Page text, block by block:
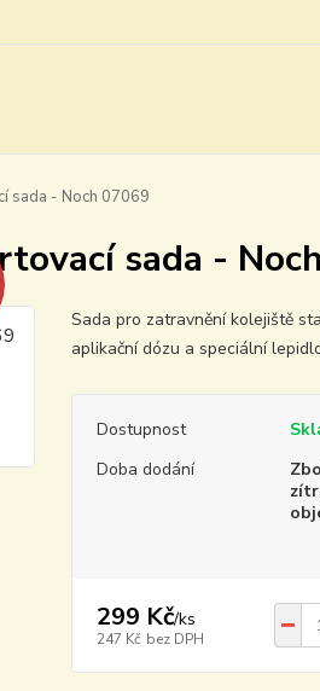
sada - Noch 07069
sada -
Sada pro zatravnění kolejiště
aplikační dózu a speciální
Dostupnost
Doba dodání
299 Kč/ks
247 Kč bez DPH